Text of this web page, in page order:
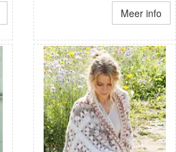
Meer info